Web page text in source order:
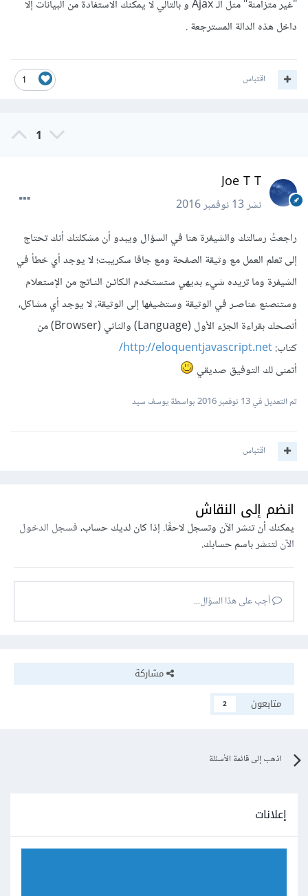
"غير متزامنة" مثل الـ Ajax و بالتالي لا يمكنك الاستفادة من البيانات إلا
داخل هذه الدالة المسترجعة .
1 اقتباس
1
Joe T T
نشر13 نوفمبر 2016
راجعتُ رسالتك والشيفرة هنا في السؤال ويبدو أن مشكلتك أنك تحتاج
إلى تعلم العمل مع وثيقة الصفحة ومع جافا سكريبت؛ لا يوجد أي خطأ في
الشيفرة وما تريده شيء بديهي ستستخدم الـكائـن النـاتج من الإستعلام
وستنصنع عناصـر في الوثيقة وستضيفها إلى الوثيقة، لا يوجد أي مشاكل،
أنصحك بقراءة الجزء الأول (Language) والثاني (Browser) من
كتاب:http://eloquentjavascript.net/
أتمنى لك التوفيق صديقي
تم التعديل في13 نوفمبر 2016 بواسطة يوسف سيد
اقتباس
انضم إلى النقاش
يمكنك أن تنشر الآن وتسجل لاحقًا. إذا كان لديك حساب،فسجل الدخول
الآنلتنشر باسم حسابك.
أجب على هذا السؤال...
مشاركة
متابعون
2
اذهب إلى قائمة الأسئلة
إعلانات